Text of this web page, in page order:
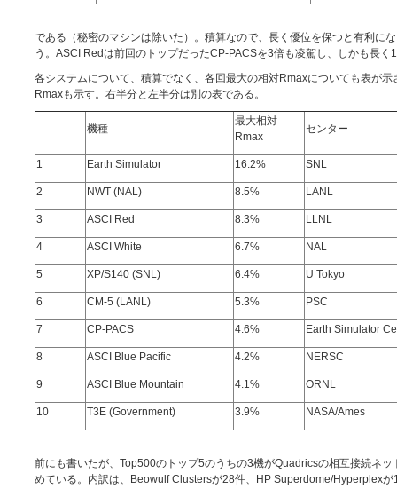
である（秘密のマシンは除いた）。積算なので、長く優位を保つと有利に
う。ASCI Redは前回のトップだったCP-PACSを3倍も凌駕し、しかも長
各システムについて、積算でなく、各回最大の相対Rmaxについても表が
Rmaxも示す。右半分と左半分は別の表である。
機種
最大相対
Rmax
センター
1 Earth Simulator 16.2% SNL
2 NWT (NAL) 8.5% LANL
3 ASCI Red 8.3% LLNL
4 ASCI White 6.7% NAL
5 XP/S140 (SNL) 6.4% U Tokyo
6 CM-5 (LANL) 5.3% PSC
7 CP-PACS 4.6% Earth Simulator
8 ASCI Blue Pacific 4.2% NERSC
9 ASCI Blue Mountain 4.1% ORNL
10 T3E (Government) 3.9% NASA/Ames
前にも書いたが、Top500のトップ5のうちの3機がQuadricsの相互接続ネ
めている。内訳は、Beowulf Clustersが28件、HP Superdome/Hyperplexが